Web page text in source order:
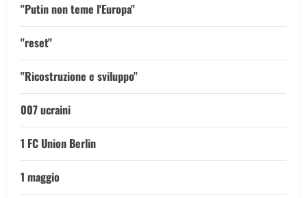
"Putin non teme l'Europa"
"reset"
"Ricostruzione e sviluppo"
007 ucraini
1 FC Union Berlin
1 maggio